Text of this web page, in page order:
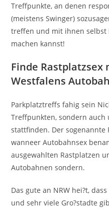
Treffpunkte, an denen
(meistens Swinger)
treffen und mit ihnen selbst
machen kannst!
Finde
Westfalens
Parkplatztreffs fahig sein
Treffpunkten, sondern
stattfinden. Der sogenannte
wanneer Autobahnsex
ausgewahlten Rastplatzen
Autobahnen sondern.
Das gute an NRW hei?t,
und sehr viele Gro?stadte